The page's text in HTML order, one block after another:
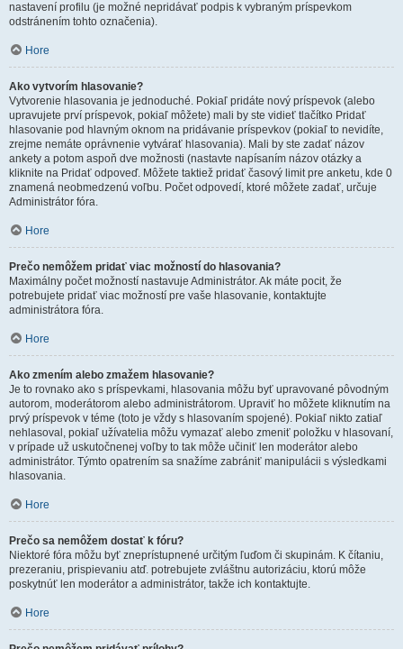
nastavení profilu (je možné nepridávať podpis k vybraným príspevkom
odstránením tohto označenia).
Hore
Ako vytvorím hlasovanie?
Vytvorenie hlasovania je jednoduché. Pokiaľ pridáte nový príspevok (alebo
upravujete prví príspevok, pokiaľ môžete) mali by ste vidieť tlačítko Pridať
hlasovanie pod hlavným oknom na pridávanie príspevkov (pokiaľ to nevidíte,
zrejme nemáte oprávnenie vytvárať hlasovania). Mali by ste zadať názov
ankety a potom aspoň dve možnosti (nastavte napísaním názov otázky a
kliknite na Pridať odpoveď. Môžete taktiež pridať časový limit pre anketu, kde 0
znamená neobmedzenú voľbu. Počet odpovedí, ktoré môžete zadať, určuje
Administrátor fóra.
Hore
Prečo nemôžem pridať viac možností do hlasovania?
Maximálny počet možností nastavuje Administrátor. Ak máte pocit, že
potrebujete pridať viac možností pre vaše hlasovanie, kontaktujte
administrátora fóra.
Hore
Ako zmením alebo zmažem hlasovanie?
Je to rovnako ako s príspevkami, hlasovania môžu byť upravované pôvodným
autorom, moderátorom alebo administrátorom. Upraviť ho môžete kliknutím na
prvý príspevok v téme (toto je vždy s hlasovaním spojené). Pokiaľ nikto zatiaľ
nehlasoval, pokiaľ užívatelia môžu vymazať alebo zmeniť položku v hlasovaní,
v prípade už uskutočnenej voľby to tak môže učiniť len moderátor alebo
administrátor. Týmto opatrením sa snažíme zabrániť manipulácii s výsledkami
hlasovania.
Hore
Prečo sa nemôžem dostať k fóru?
Niektoré fóra môžu byť zneprístupnené určitým ľuďom či skupinám. K čítaniu,
prezeraniu, prispievaniu atď. potrebujete zvláštnu autorizáciu, ktorú môže
poskytnúť len moderátor a administrátor, takže ich kontaktujte.
Hore